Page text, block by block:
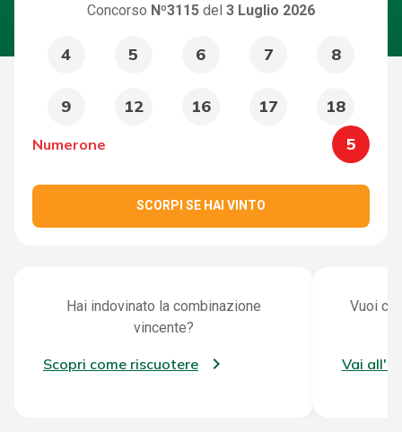
Concorso Nº3115 del 3 Luglio 2026
4 5 6 7 8
9 12 16 17 18
Numerone 5
SCORPI SE HAI VINTO
Hai indovinato la combinazione
vincente?
Scopri come riscuotere
Vuoi
Vai